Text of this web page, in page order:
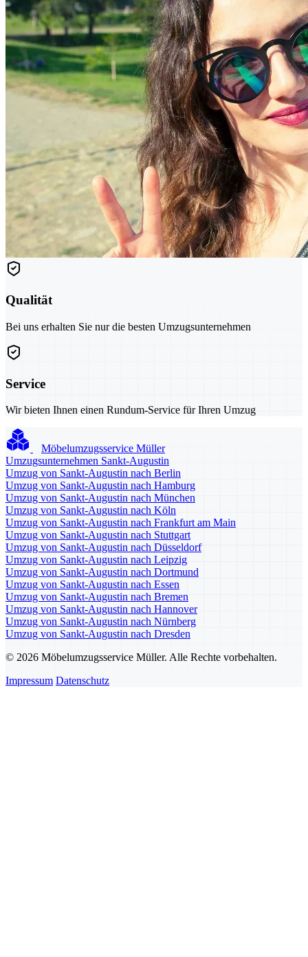
Qualität
Bei uns erhalten Sie nur die besten Umzugsunternehmen
Service
Wir bieten Ihnen einen Rundum-Service für Ihren Umzug
Möbelumzugsservice Müller
Umzugsunternehmen Sankt-Augustin
Umzug von Sankt-Augustin nach Berlin
Umzug von Sankt-Augustin nach Hamburg
Umzug von Sankt-Augustin nach München
Umzug von Sankt-Augustin nach Köln
Umzug von Sankt-Augustin nach Frankfurt am Main
Umzug von Sankt-Augustin nach Stuttgart
Umzug von Sankt-Augustin nach Düsseldorf
Umzug von Sankt-Augustin nach Leipzig
Umzug von Sankt-Augustin nach Dortmund
Umzug von Sankt-Augustin nach Essen
Umzug von Sankt-Augustin nach Bremen
Umzug von Sankt-Augustin nach Hannover
Umzug von Sankt-Augustin nach Nürnberg
Umzug von Sankt-Augustin nach Dresden
© 2026 Möbelumzugsservice Müller. Alle Rechte vorbehalten.
Impressum Datenschutz